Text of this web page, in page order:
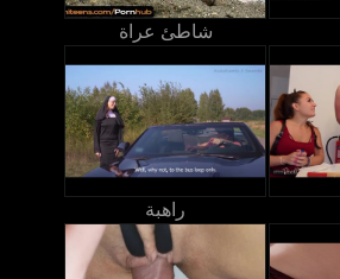
شاطئ عراة
راهبة